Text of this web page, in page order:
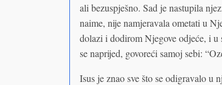
ali bezuspješno. Sad je nastupila
naime, nije namjeravala ometati u
dolazi i dodirom Njegove odjeće, i
se naprijed, govoreći samoj sebi:
Isus je znao sve što se odigravalo u